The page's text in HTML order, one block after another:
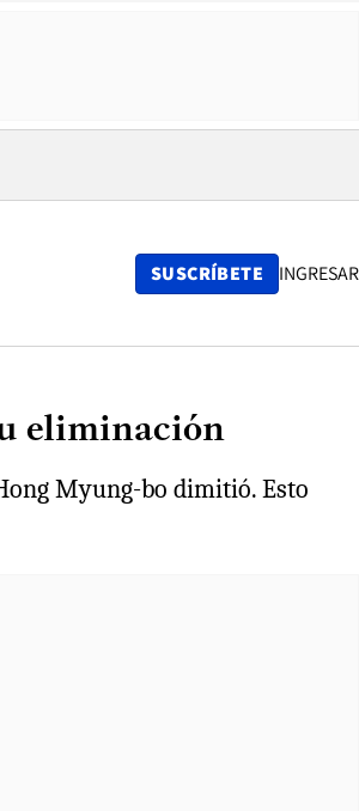
SUSCRÍBETE INGRESAR
eliminación
Myung-bo dimitió. Esto